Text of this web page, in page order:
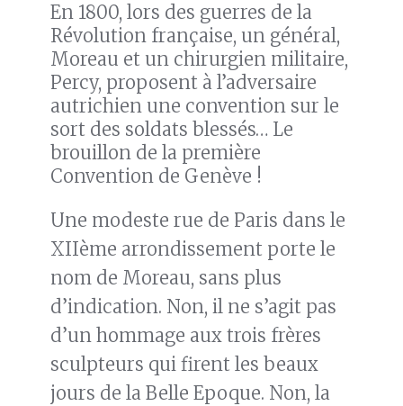
En 1800, lors des guerres de la
Révolution française, un général,
Moreau et un chirurgien militaire,
Percy, proposent à l’adversaire
autrichien une convention sur le
sort des soldats blessés… Le
brouillon de la première
Convention de Genève !
Une modeste rue de Paris dans le
XIIème arrondissement porte le
nom de Moreau, sans plus
d’indication. Non, il ne s’agit pas
d’un hommage aux trois frères
sculpteurs qui firent les beaux
jours de la Belle Epoque. Non, la